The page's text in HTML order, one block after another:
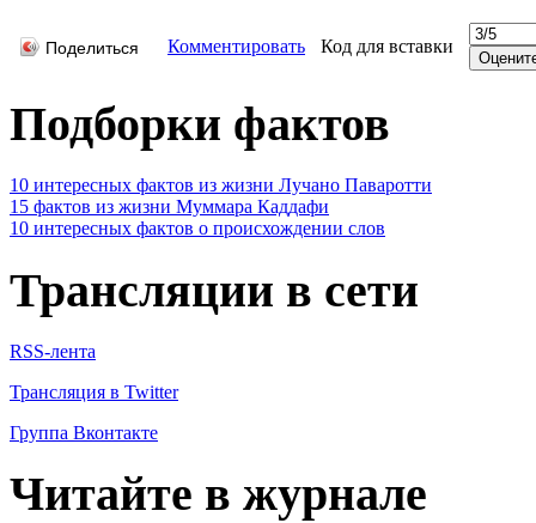
Поделиться Комментировать Код для вставки
Подборки фактов
10 интересных фактов из жизни Лучано Паваротти
15 фактов из жизни Муммара Каддафи
10 интересных фактов о происхождении слов
Трансляции в сети
RSS-лента
Трансляция в Twitter
Группа Вконтакте
Читайте в журнале